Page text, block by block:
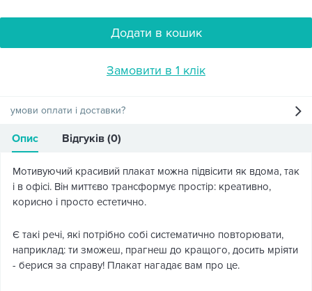
Додати в кошик
Замовити в 1 клік
умови оплати і доставки?
Опис Відгуків (0)
Мотивуючий красивий плакат можна підвісити як вдома, так
і в офісі. Він миттєво трансформує простір: креативно,
корисно і просто естетично.
Є такі речі, які потрібно собі систематично повторювати,
наприклад: ти зможеш, прагнеш до кращого, досить мріяти
- берися за справу! Плакат нагадає вам про це.